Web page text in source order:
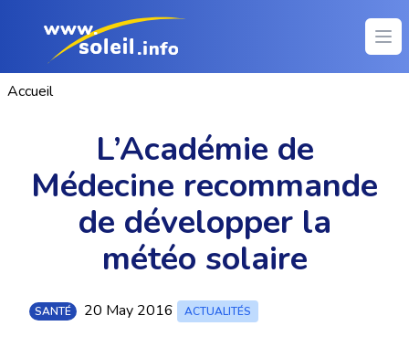
Accueil
L’Académie de
Médecine recommande
de développer la
météo solaire
SANTÉ 20 May 2016 ACTUALITÉS